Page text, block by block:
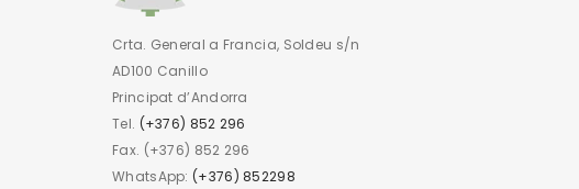
Crta. General a Francia, Soldeu s/n
AD100 Canillo
Principat d’Andorra
Tel. (+376) 852 296
Fax. (+376) 852 296
WhatsApp: (+376) 852298